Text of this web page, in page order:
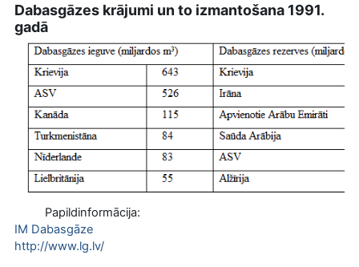
Dabasgāzes krājumi un to izmantošana 1991.
gadā
Papildinformācija:
IM Dabasgāze
http://www.lg.lv/